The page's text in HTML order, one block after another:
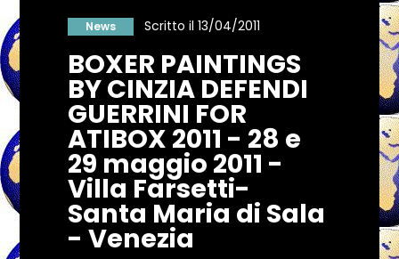
News Scritto il 13/04/2011
BOXER PAINTINGS
BY CINZIA DEFENDI
GUERRINI FOR
ATIBOX 2011 - 28 e
29 maggio 2011 -
Villa Farsetti-
Santa Maria di Sala
- Venezia